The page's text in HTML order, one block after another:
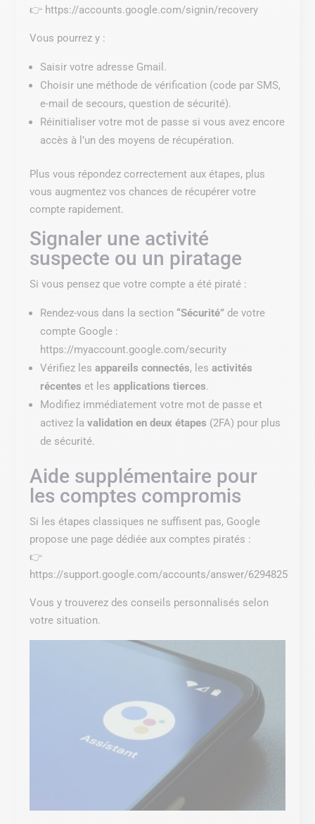
👉 https://accounts.google.com/signin/recovery
Vous pourrez y :
Saisir votre adresse Gmail.
Choisir une méthode de vérification (code par SMS,
e-mail de secours, question de sécurité).
Réinitialiser votre mot de passe si vous avez encore
accès à l’un des moyens de récupération.
Plus vous répondez correctement aux étapes, plus
vous augmentez vos chances de récupérer votre
compte rapidement.
Signaler une activité
suspecte ou un piratage
Si vous pensez que votre compte a été piraté :
Rendez-vous dans la section “Sécurité” de votre
compte Google :
https://myaccount.google.com/security
Vérifiez lesappareils connectés, lesactivités
récentes et lesapplications tierces.
Modifiez immédiatement votre mot de passe et
activez lavalidation en deux étapes (2FA) pour plus
de sécurité.
Aide supplémentaire pour
les comptes compromis
Si les étapes classiques ne suffisent pas, Google
propose une page dédiée aux comptes piratés :
👉
https://support.google.com/accounts/answer/6294825
Vous y trouverez des conseils personnalisés selon
votre situation.